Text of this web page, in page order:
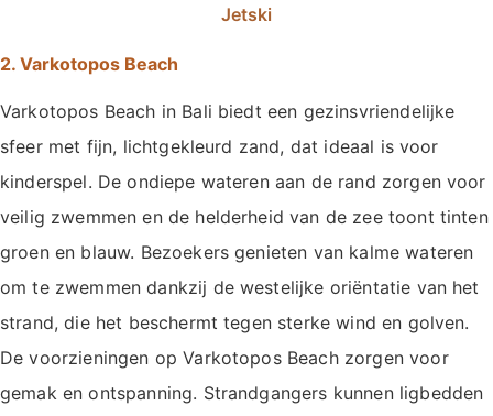
Jetski
2. Varkotopos Beach
Varkotopos Beach in Bali biedt een gezinsvriendelijke
sfeer met fijn, lichtgekleurd zand, dat ideaal is voor
kinderspel. De ondiepe wateren aan de rand zorgen voor
veilig zwemmen en de helderheid van de zee toont tinten
groen en blauw. Bezoekers genieten van kalme wateren
om te zwemmen dankzij de westelijke oriëntatie van het
strand, die het beschermt tegen sterke wind en golven.
De voorzieningen op Varkotopos Beach zorgen voor
gemak en ontspanning. Strandgangers kunnen ligbedden